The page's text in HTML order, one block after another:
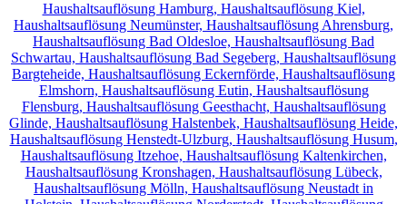
Haushaltsauflösung Hamburg, Haushaltsauflösung Kiel,
Haushaltsauflösung Neumünster, Haushaltsauflösung Ahrensburg,
Haushaltsauflösung Bad Oldesloe, Haushaltsauflösung Bad
Schwartau, Haushaltsauflösung Bad Segeberg, Haushaltsauflösung
Bargteheide, Haushaltsauflösung Eckernförde, Haushaltsauflösung
Elmshorn, Haushaltsauflösung Eutin, Haushaltsauflösung
Flensburg, Haushaltsauflösung Geesthacht, Haushaltsauflösung
Glinde, Haushaltsauflösung Halstenbek, Haushaltsauflösung Heide,
Haushaltsauflösung Henstedt-Ulzburg, Haushaltsauflösung Husum,
Haushaltsauflösung Itzehoe, Haushaltsauflösung Kaltenkirchen,
Haushaltsauflösung Kronshagen, Haushaltsauflösung Lübeck,
Haushaltsauflösung Mölln, Haushaltsauflösung Neustadt in